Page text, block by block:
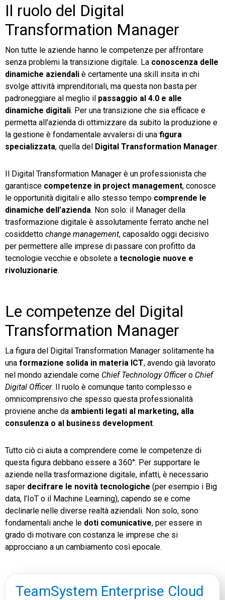
Il ruolo del Digital
Transformation Manager
Non tutte le aziende hanno le competenze per affrontare
senza problemi la transizione digitale. La conoscenza delle
dinamiche aziendali è certamente una skill insita in chi
svolge attività imprenditoriali, ma questa non basta per
padroneggiare al meglio il passaggio al 4.0 e alle
dinamiche digitali. Per una transizione che sia efficace e
permetta all’azienda di ottimizzare da subito la produzione e
la gestione è fondamentale avvalersi di una figura
specializzata, quella del Digital Transformation Manager.
Il Digital Transformation Manager è un professionista che
garantisce competenze in project management, conosce
le opportunità digitali e allo stesso tempo comprende le
dinamiche dell’azienda. Non solo: il Manager della
trasformazione digitale è assolutamente ferrato anche nel
cosiddetto change management, caposaldo oggi decisivo
per permettere alle imprese di passare con profitto da
tecnologie vecchie e obsolete a tecnologie nuove e
rivoluzionarie.
Le competenze del Digital
Transformation Manager
La figura del Digital Transformation Manager solitamente ha
una formazione solida in materia ICT, avendo già lavorato
nel mondo aziendale come Chief Technology Officero Chief
Digital Officer. Il ruolo è comunque tanto complesso e
omnicomprensivo che spesso questa professionalità
proviene anche da ambienti legati al marketing, alla
consulenza o al business development.
Tutto ciò ci aiuta a comprendere come le competenze di
questa figura debbano essere a 360°. Per supportare le
aziende nella trasformazione digitale, infatti, è necessario
saper decifrare le novità tecnologiche (per esempio i Big
data, l’IoT o il Machine Learning), capendo se e come
declinarle nelle diverse realtà aziendali. Non solo, sono
fondamentali anche le doti comunicative, per essere in
grado di motivare con costanza le imprese che si
approcciano a un cambiamento così epocale.
TeamSystem Enterprise Cloud